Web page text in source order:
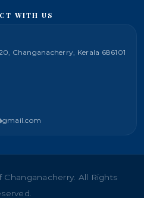
WITH US
Changanacherry, Kerala 686101
All Rights